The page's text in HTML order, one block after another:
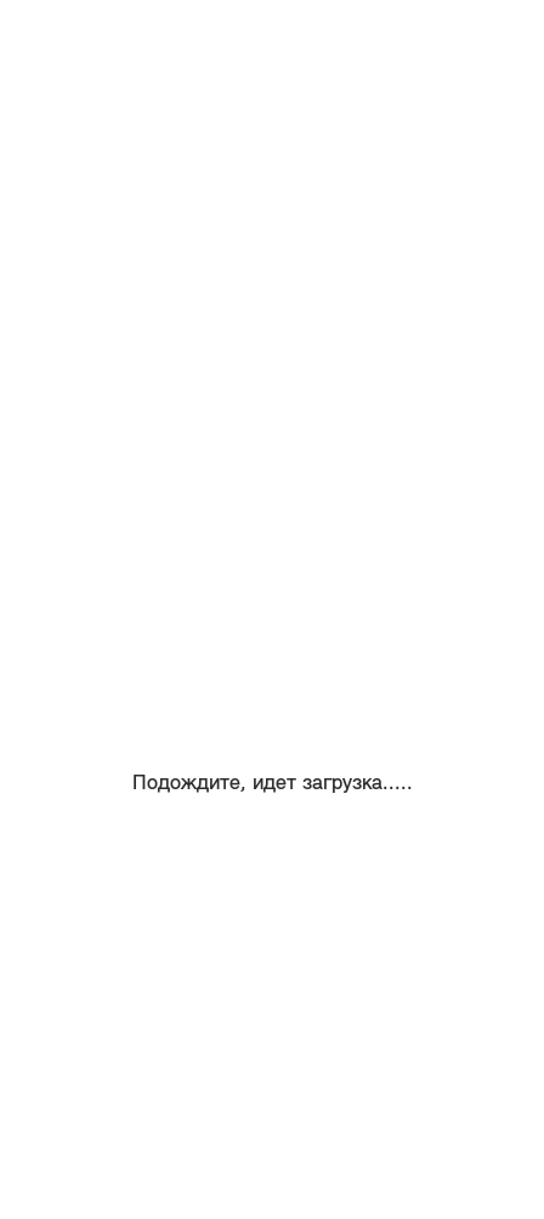
Подождите, идет загрузка.....